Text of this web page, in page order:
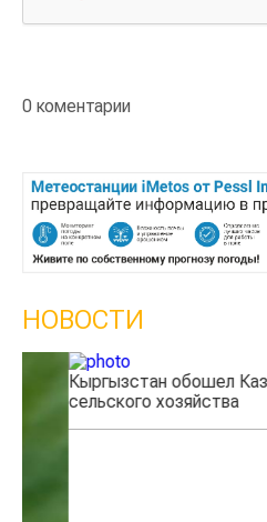
0 коментарии
НОВОСТИ
Кыргызстан обошел
сельского хозяйства